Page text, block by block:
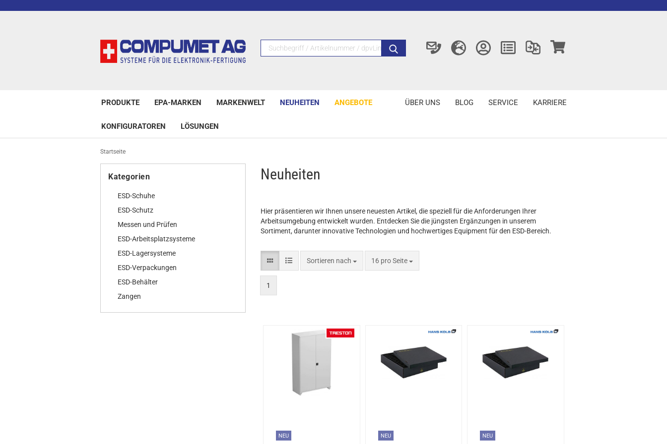
PRODUKTE EPA-MARKEN MARKENWELT NEUHEITEN ANGEBOTE
KONFIGURATOREN LÖSUNGEN
KARRIERE
SERVICE
BLOG
ÜBER UNS
Startseite
Neuheiten
Hier präsentieren wir Ihnen unsere neuesten Artikel, die speziell für die Anforderungen Ihrer
Arbeitsumgebung entwickelt wurden. Entdecken Sie die jüngsten Ergänzungen in unserem
Sortiment, darunter innovative Technologien und hochwertiges Equipment für den ESD-Bereich.
Sortieren nach 16 pro Seite
1
NEU NEU NEU
Kategorien
ESD-Schuhe
ESD-Schutz
Messen und Prüfen
ESD-Arbeitsplatzsysteme
ESD-Lagersysteme
ESD-Verpackungen
ESD-Behälter
Zangen